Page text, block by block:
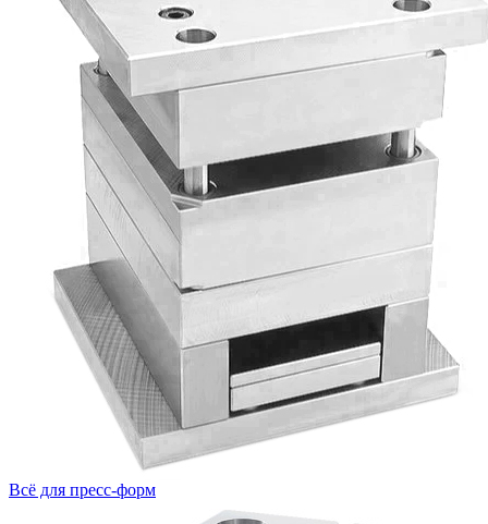
Всё для пресс-форм